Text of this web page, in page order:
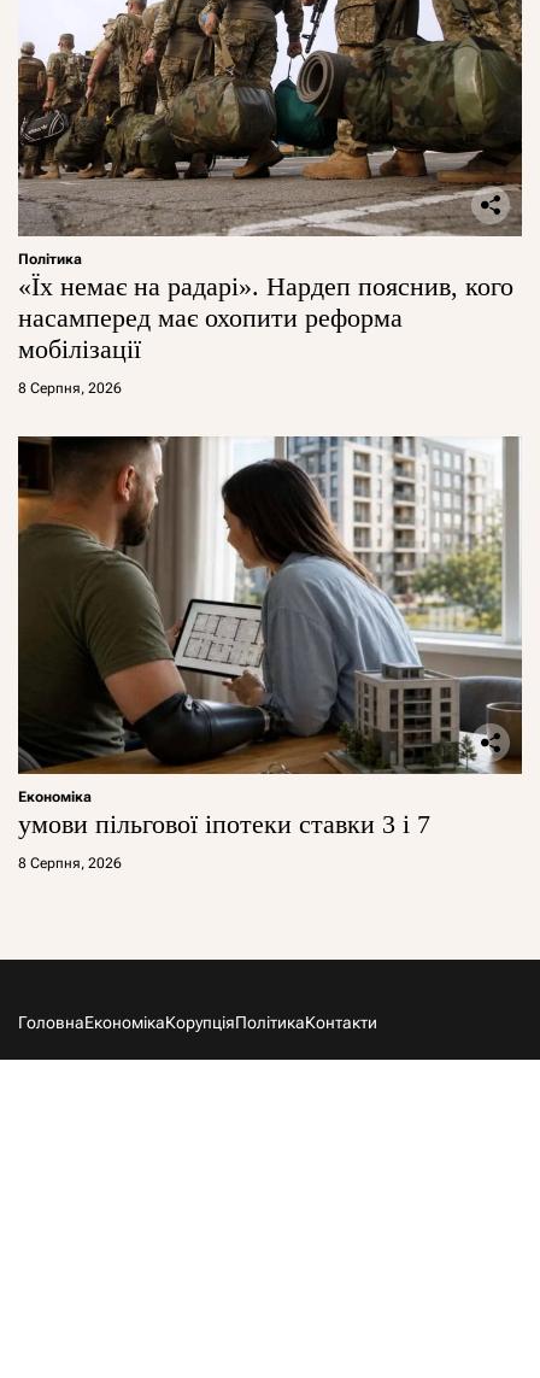
Політика
«Їх немає на радарі». Нардеп пояснив, кого
насамперед має охопити реформа
мобілізації
8 Серпня, 2026
Економіка
умови пільгової іпотеки ставки 3 і 7
8 Серпня, 2026
ГоловнаЕкономікаКорупціяПолітикаКонтакти